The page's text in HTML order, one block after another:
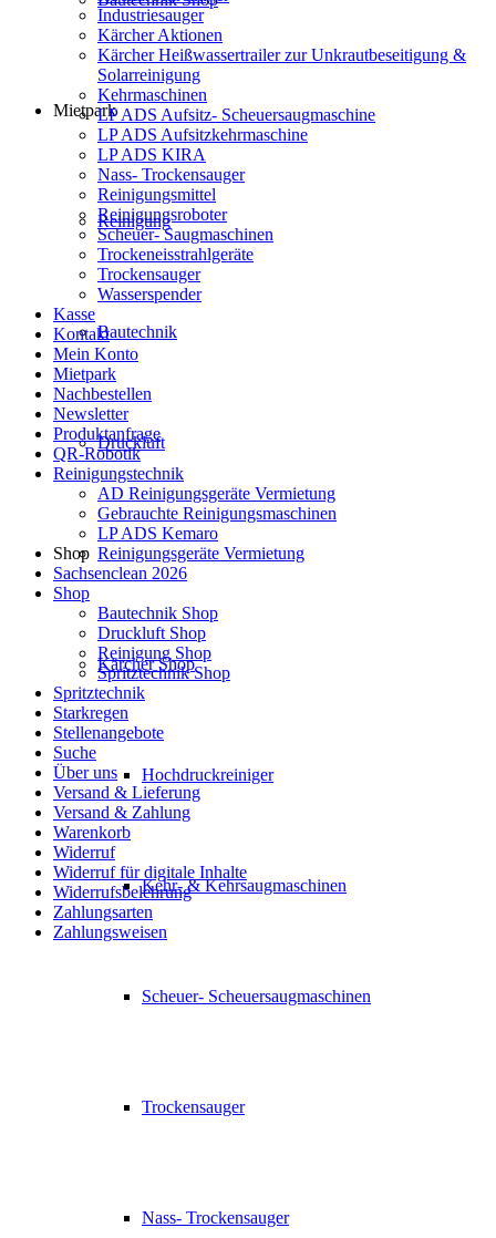
Mietpark
Reinigung
Bautechnik
Druckluft
Shop
Kärcher Shop
Hochdruckreiniger
Kehr- & Kehrsaugmaschinen
Scheuer- Scheuersaugmaschinen
Trockensauger
Nass- Trockensauger
Industriesauger
Kärcher Aktionen
Kärcher Heißwassertrailer zur Unkrautbeseitigung &
Solarreinigung
Kehrmaschinen
LP ADS Aufsitz- Scheuersaugmaschine
LP ADS Aufsitzkehrmaschine
LP ADS KIRA
Nass- Trockensauger
Reinigungsmittel
Reinigungsroboter
Scheuer- Saugmaschinen
Trockeneisstrahlgeräte
Trockensauger
Wasserspender
Kasse
Kontakt
Mein Konto
Mietpark
Nachbestellen
Newsletter
Produktanfrage
QR-Robotik
Reinigungstechnik
AD Reinigungsgeräte Vermietung
Gebrauchte Reinigungsmaschinen
LP ADS Kemaro
Reinigungsgeräte Vermietung
Sachsenclean 2026
Shop
Bautechnik Shop
Druckluft Shop
Reinigung Shop
Spritztechnik Shop
Spritztechnik
Starkregen
Stellenangebote
Suche
Über uns
Versand & Lieferung
Versand & Zahlung
Warenkorb
Widerruf
Widerruf für digitale Inhalte
Widerrufsbelehrung
Zahlungsarten
Zahlungsweisen